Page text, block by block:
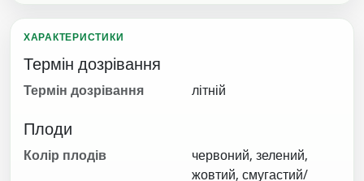
ХАРАКТЕРИСТИКИ
Термін дозрівання
Термін дозрівання літній
Плоди
Колір плодів
червоний, зелений,
жовтий, смугастий/